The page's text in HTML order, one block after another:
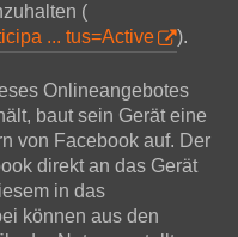
(
... tus=Active
).
Onlineangebotes
baut sein Gerät eine
von Facebook auf. Der
direkt an das Gerät
in das
können aus den